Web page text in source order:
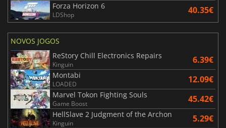
Forza Horizon 6
LDShop 40.35€
NOVOS JOGOS
ReStory Chill Electronics Repairs
Kinguin 6.39€
Montabi
LOADED 12.09€
Marvel Tokon Fighting Souls
Game Boost 45.42€
HellSlave 2 Judgment of the Archon
Kinguin 5.29€